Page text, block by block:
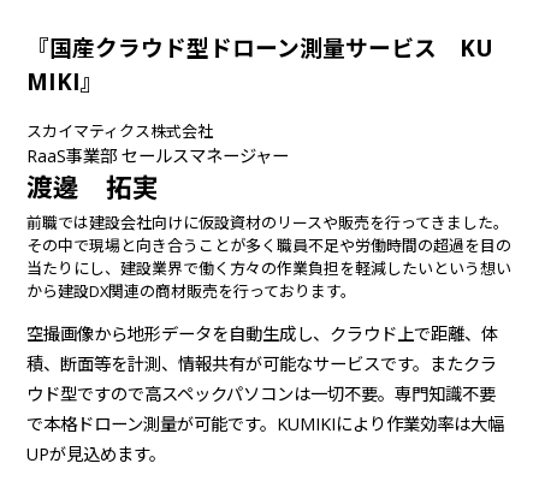
『国産クラウド型ドローン測量サービス KU
MIKI』
スカイマティクス株式会社
RaaS事業部 セールスマネージャー
渡邊 拓実
前職では建設会社向けに仮設資材のリースや販売を行ってきました。
その中で現場と向き合うことが多く職員不足や労働時間の超過を目の
当たりにし、建設業界で働く方々の作業負担を軽減したいという想い
から建設DX関連の商材販売を行っております。
空撮画像から地形データを自動生成し、クラウド上で距離、体
積、断面等を計測、情報共有が可能なサービスです。またクラ
ウド型ですので高スペックパソコンは一切不要。専門知識不要
で本格ドローン測量が可能です。KUMIKIにより作業効率は大幅
UPが見込めます。